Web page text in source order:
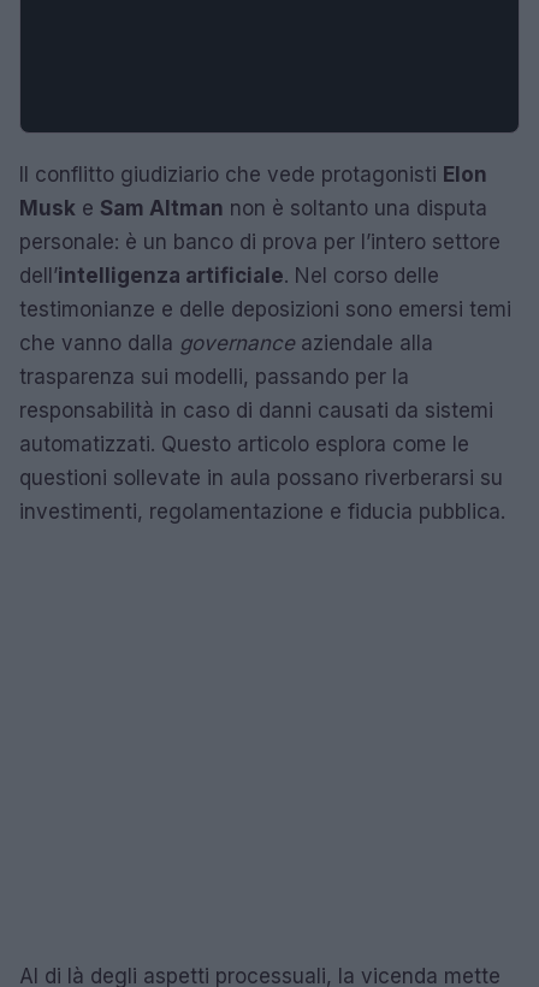
Il conflitto giudiziario che vede protagonisti Elon
Musk e Sam Altman non è soltanto una disputa
personale: è un banco di prova per l’intero settore
dell’intelligenza artificiale. Nel corso delle
testimonianze e delle deposizioni sono emersi temi
che vanno dalla governanceaziendale alla
trasparenza sui modelli, passando per la
responsabilità in caso di danni causati da sistemi
automatizzati. Questo articolo esplora come le
questioni sollevate in aula possano riverberarsi su
investimenti, regolamentazione e fiducia pubblica.
Al di là degli aspetti processuali, la vicenda mette